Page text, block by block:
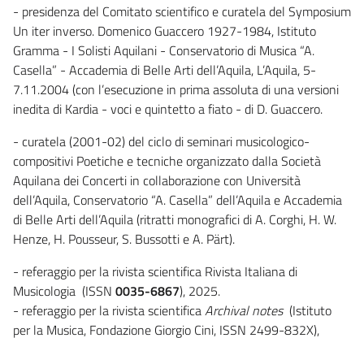
- presidenza del Comitato scientifico e curatela del Symposium
Un iter inverso. Domenico Guaccero 1927-1984, Istituto
Gramma - I Solisti Aquilani - Conservatorio di Musica “A.
Casella” - Accademia di Belle Arti dell’Aquila, L’Aquila, 5-
7.11.2004 (con l’esecuzione in prima assoluta di una versioni
inedita di Kardia - voci e quintetto a fiato - di D. Guaccero.
- curatela (2001-02) del ciclo di seminari musicologico-
compositivi Poetiche e tecniche organizzato dalla Società
Aquilana dei Concerti in collaborazione con Università
dell’Aquila, Conservatorio “A. Casella” dell’Aquila e Accademia
di Belle Arti dell’Aquila (ritratti monografici di A. Corghi, H. W.
Henze, H. Pousseur, S. Bussotti e A. Pärt).
- referaggio per la rivista scientifica Rivista Italiana di
Musicologia (ISSN 0035-6867), 2025.
- referaggio per la rivista scientificaArchival notes(Istituto
per la Musica, Fondazione Giorgio Cini, ISSN 2499-832X),